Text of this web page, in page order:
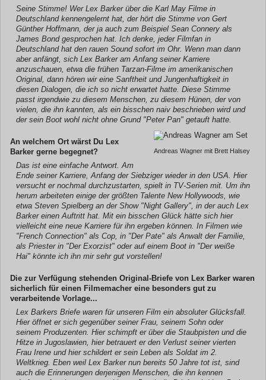
Seine Stimme! Wer Lex Barker über die Karl May Filme in
Deutschland kennengelernt hat, der hört die Stimme von Gert
Günther Hoffmann, der ja auch zum Beispiel Sean Connery als
James Bond gesprochen hat. Ich denke, jeder Filmfan in
Deutschland hat den rauen Sound sofort im Ohr. Wenn man dann
aber anfängt, sich Lex Barker am Anfang seiner Karriere
anzuschauen, etwa die frühen Tarzan-Filme im amerikanischen
Original, dann hören wir eine Sanftheit und Jungenhaftigkeit in
diesen Dialogen, die ich so nicht erwartet hatte. Diese Stimme
passt irgendwie zu diesem Menschen, zu diesem Hünen, der von
vielen, die ihn kannten, als ein bisschen naiv beschrieben wird und
der sein Boot wohl nicht ohne Grund "Peter Pan" getauft hatte.
Andreas Wagner mit Brett Halsey
An welchem Ort wärst Du Lex
Barker gerne begegnet?
Das ist eine einfache Antwort. Am
Ende seiner Karriere, Anfang der Siebziger wieder in den USA. Hier
versucht er nochmal durchzustarten, spielt in TV-Serien mit. Um ihn
herum arbeiteten einige der größten Talente New Hollywoods, wie
etwa Steven Spielberg an der Show "Night Gallery", in der auch Lex
Barker einen Auftritt hat. Mit ein bisschen Glück hätte sich hier
vielleicht eine neue Karriere für ihn ergeben können. In Filmen wie
"French Connection" als Cop, in "Der Pate" als Anwalt der Familie,
als Priester in "Der Exorzist" oder auf einem Boot in "Der weiße
Hai" könnte ich ihn mir sehr gut vorstellen!
Die zur Verfügung stehenden Original-Briefe von Lex Barker waren
sicherlich für einen Filmemacher eine besonders gut zu
verarbeitende Vorlage...
Lex Barkers Briefe waren für unseren Film ein absoluter Glücksfall.
Hier öffnet er sich gegenüber seiner Frau, seinem Sohn oder
seinem Produzenten. Hier schimpft er über die Staubpisten und die
Hitze in Jugoslawien, hier betrauert er den Verlust seiner vierten
Frau Irene und hier schildert er sein Leben als Soldat im 2.
Weltkrieg. Eben weil Lex Barker nun bereits 50 Jahre tot ist, sind
auch die Erinnerungen derjenigen Menschen, die ihn kennen